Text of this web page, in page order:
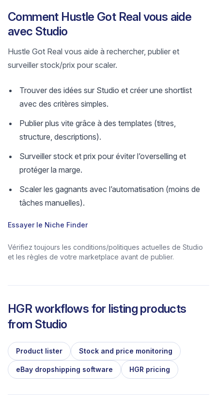
Comment Hustle Got Real vous aide
avec Studio
Hustle Got Real vous aide à rechercher, publier et
surveiller stock/prix pour scaler.
Trouver des idées sur Studio et créer une shortlist
avec des critères simples.
Publier plus vite grâce à des templates (titres,
structure, descriptions).
Surveiller stock et prix pour éviter l’overselling et
protéger la marge.
Scaler les gagnants avec l’automatisation (moins de
tâches manuelles).
Essayer le Niche Finder
Vérifiez toujours les conditions/politiques actuelles de Studio
et les règles de votre marketplace avant de publier.
HGR workflows for listing products
from Studio
Product lister Stock and price monitoring
eBay dropshipping software HGR pricing